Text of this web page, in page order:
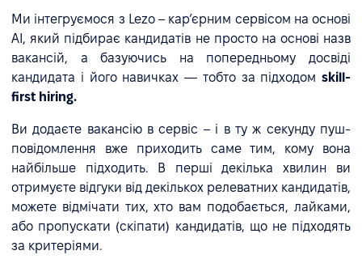
Ми інтегруємося з Lezo – карʼєрним сервісом на основі
AІ, який підбирає кандидатів не просто на основі назв
вакансій, а базуючись на попередньому досвіді
кандидата і його навичках — тобто за підходом skill-
first hiring.
Ви додаєте вакансію в сервіс – і в ту ж секунду пуш-
повідомлення вже приходить саме тим, кому вона
найбільше підходить. В перші декілька хвилин ви
отримуєте відгуки від декількох релеватних кандидатів,
можете відмічати тих, хто вам подобається, лайками,
або пропускати (скіпати) кандидатів, що не підходять
за критеріями.